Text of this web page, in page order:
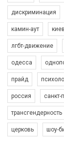
6/30/2017
Емоційний та
представляє
насильству
Ми просимо
програму з
Якщо ти хочеш
1.9K Просмотров
дискриминация
камин-аут киев
лгбт-движение
одесса
прайд
россия санкт-
трансгендерность
церковь шоу-